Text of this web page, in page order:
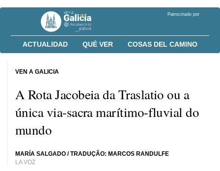
Patrocinado por
ACTUALIDAD QUÉ VER COSAS DEL CAMINO
A Rota Jacobeia da Traslatio ou a
única via-sacra marítimo-fluvial do
mundo
MARÍA SALGADO / TRADUÇÃO: MARCOS RANDULFE
LA VOZ
VEN A GALICIA